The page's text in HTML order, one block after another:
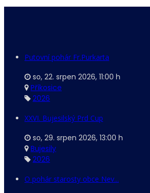
Putovní pohár Fr.Purkarta
so, 22. srpen 2026, 11:00 h
Příkosice
2026
XXVI. Bujesilský Prd Cup
so, 29. srpen 2026, 13:00 h
Bujesily
2026
O pohár starosty obce Nev...